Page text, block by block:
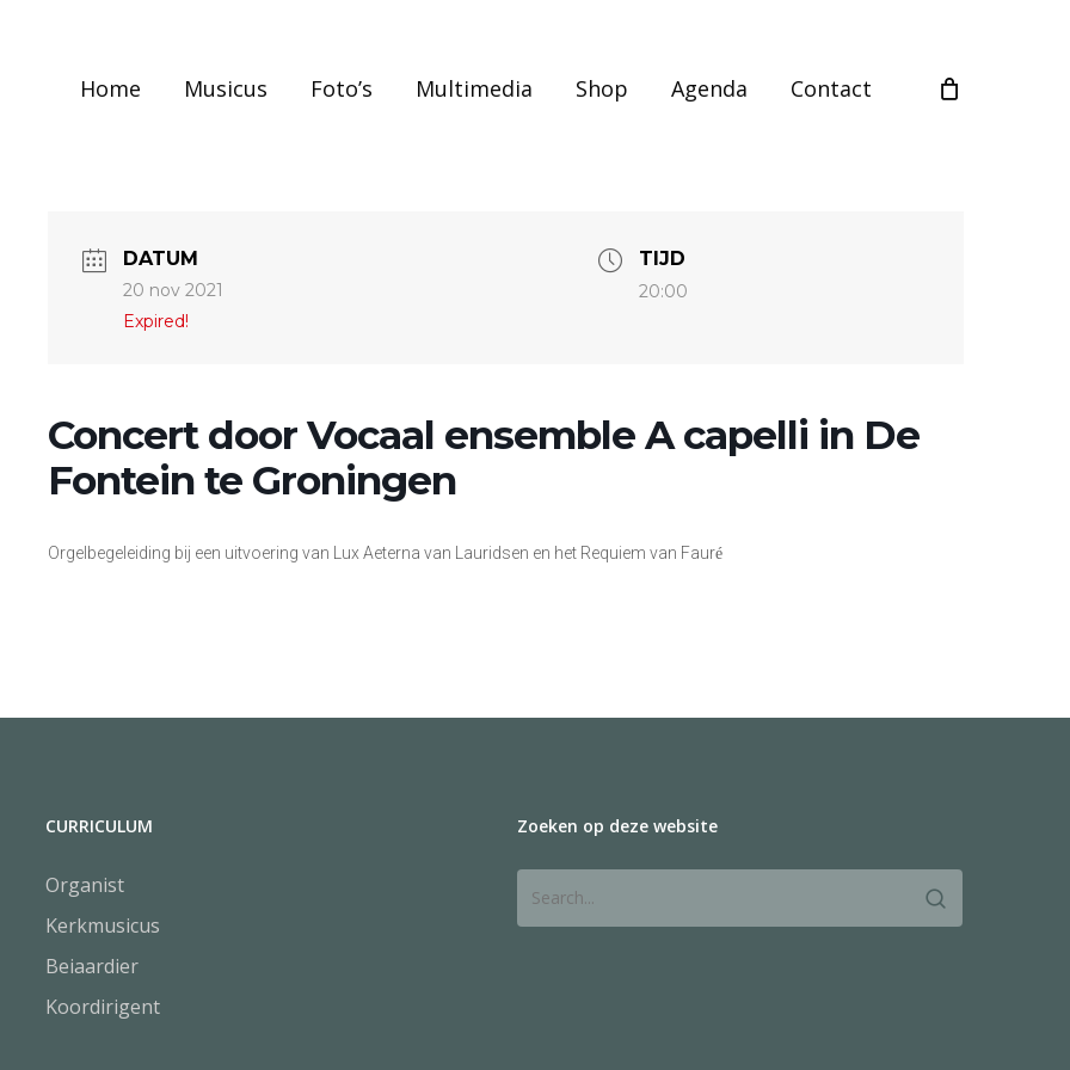
Home Musicus Foto’s Multimedia Shop Agenda Contact
DATUM
20 nov 2021
Expired!
TIJD
20:00
Concert door Vocaal ensemble A capelli in De
Fontein te Groningen
Orgelbegeleiding bij een uitvoering van Lux Aeterna van Lauridsen en het Requiem van Fauré
CURRICULUM
Organist
Kerkmusicus
Beiaardier
Koordirigent
Zoeken op deze website